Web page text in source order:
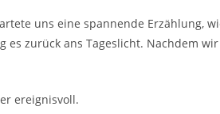
uns eine spannende Erzählung,
zurück ans Tageslicht. Nachdem
ereignisvoll.